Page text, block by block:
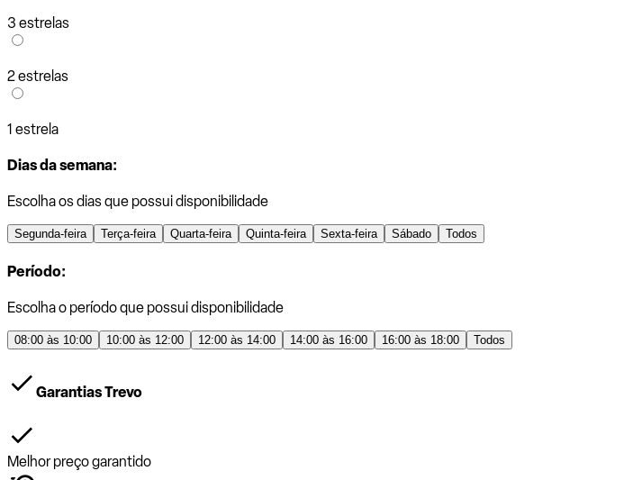
3 estrelas
2 estrelas
1 estrela
Dias da semana:
Escolha os dias que possui disponibilidade
Segunda-feira Terça-feira Quarta-feira Quinta-feira Sexta-feira Sábado Todos
Período:
Escolha o período que possui disponibilidade
08:00 às 10:00 10:00 às 12:00 12:00 às 14:00 14:00 às 16:00 16:00 às 18:00 Todos
Garantias Trevo
Melhor preço garantido